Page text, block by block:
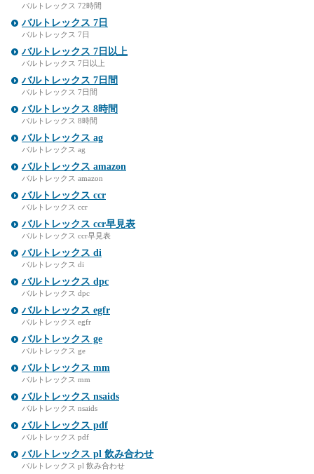
バルトレックス 72時間
バルトレックス 7日
バルトレックス 7日
バルトレックス 7日以上
バルトレックス 7日以上
バルトレックス 7日間
バルトレックス 7日間
バルトレックス 8時間
バルトレックス 8時間
バルトレックス ag
バルトレックス ag
バルトレックス amazon
バルトレックス amazon
バルトレックス ccr
バルトレックス ccr
バルトレックス ccr早見表
バルトレックス ccr早見表
バルトレックス di
バルトレックス di
バルトレックス dpc
バルトレックス dpc
バルトレックス egfr
バルトレックス egfr
バルトレックス ge
バルトレックス ge
バルトレックス mm
バルトレックス mm
バルトレックス nsaids
バルトレックス nsaids
バルトレックス pdf
バルトレックス pdf
バルトレックス pl 飲み合わせ
バルトレックス pl 飲み合わせ